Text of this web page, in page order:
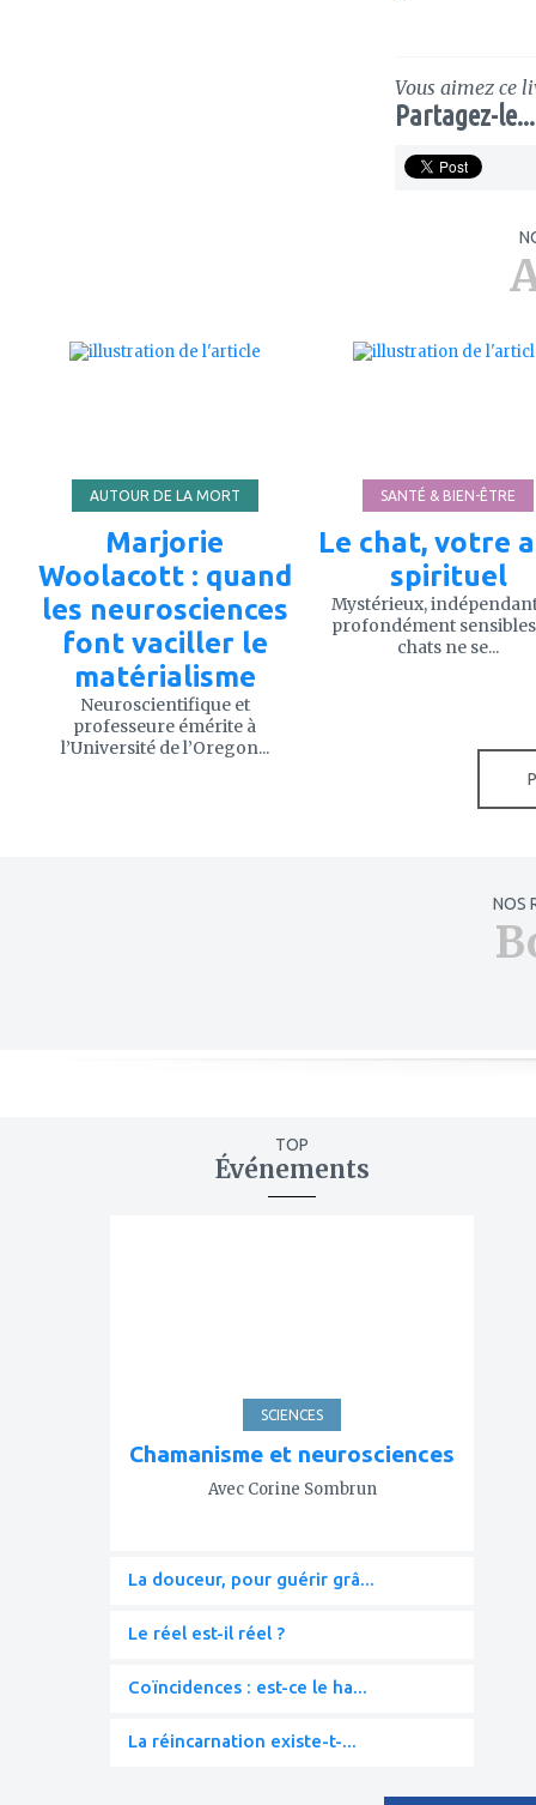
Vous aimez ce
Partagez-le...
AUTOUR DE LA MORT
Marjorie
Woolacott : quand
les neurosciences
font vaciller le
matérialisme
Neuroscientifique et
professeure émérite à
l’Université de l’Oregon...
SANTÉ & BIEN-ÊTRE
Le chat, votre
spirituel
Mystérieux,
profondément
chats ne se...
NOS
TOP
Événements
SCIENCES
Chamanisme et neurosciences
Avec Corine Sombrun
La douceur, pour guérir grâ...
Le réel est-il réel ?
Coïncidences : est-ce le ha...
La réincarnation existe-t-...